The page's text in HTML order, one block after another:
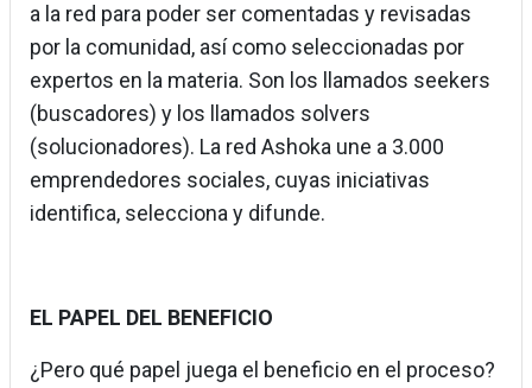
a la red para poder ser comentadas y revisadas
por la comunidad, así como seleccionadas por
expertos en la materia. Son los llamados seekers
(buscadores) y los llamados solvers
(solucionadores). La red Ashoka une a 3.000
emprendedores sociales, cuyas iniciativas
identifica, selecciona y difunde.
EL PAPEL DEL BENEFICIO
¿Pero qué papel juega el beneficio en el proceso?